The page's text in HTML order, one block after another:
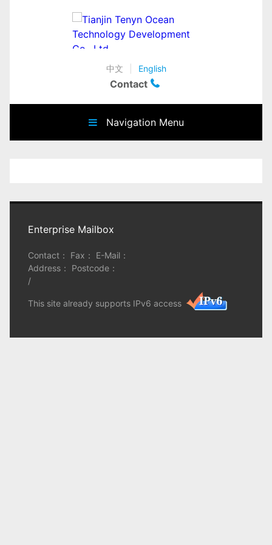
中文 English
Contact
Navigation Menu
Enterprise Mailbox
Contact： Fax： E-Mail：
Address： Postcode：
/
This site already supports IPv6 access